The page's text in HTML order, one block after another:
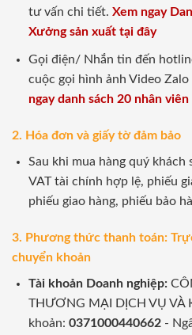
tư vấn chi tiết. Xem ngay
Xưởng sản xuất tại đây
Gọi điện/ Nhắn tin đến
cuộc gọi hình ảnh Video
ngay danh sách 20 nhân
2. Hóa đơn và giấy tờ đảm bảo
Sau khi mua hàng quý
VAT tài chính hợp lệ, phiếu
phiếu giao hàng, phiếu bảo
3. Phương thức thanh toán:
chuyển khoản
Tài khoản Doanh nghiệp:
THƯƠNG MẠI DỊCH VỤ VÀ
khoản: 0371000440662-